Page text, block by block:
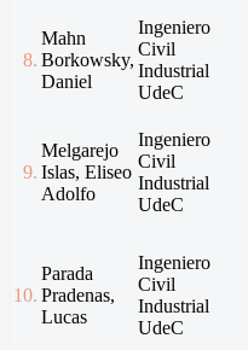
8.
Mahn
Borkowsky,
Daniel
Ingeniero
Civil
Industrial
UdeC
9.
Melgarejo
Islas, Eliseo
Adolfo
Ingeniero
Civil
Industrial
UdeC
10.
Parada
Pradenas,
Lucas
Ingeniero
Civil
Industrial
UdeC